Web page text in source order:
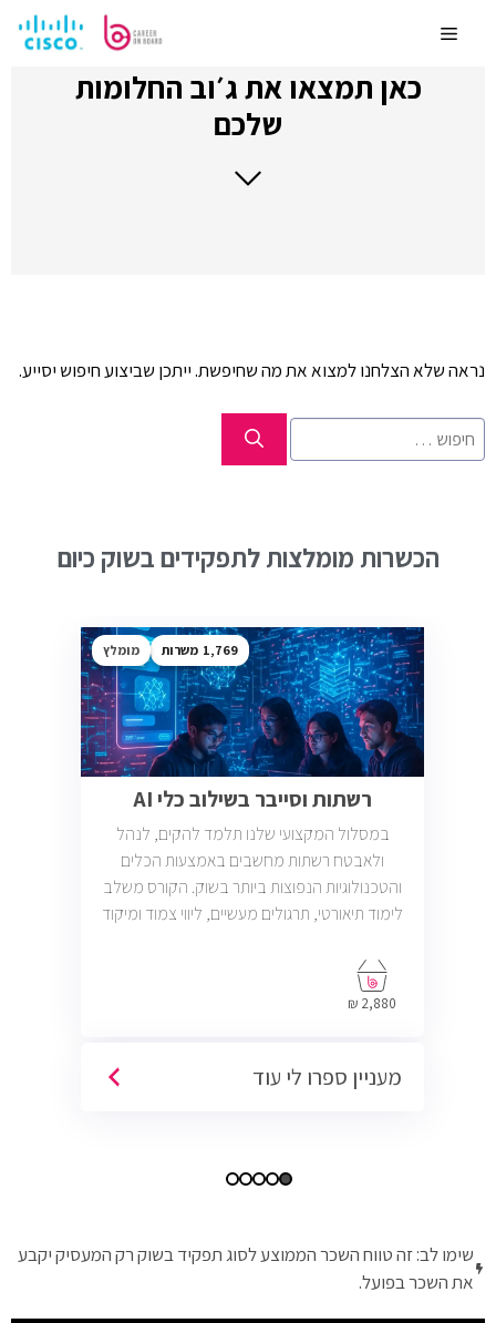
לתוכןMenu
כאן תמצאו את ג׳וב החלומות
שלכם
נראה שלא הצלחנו למצוא את מה שחיפשת. ייתכן שביצוע חיפוש יסייע.
חיפוש:
הכשרות מומלצות לתפקידים בשוק כיום
1,769 מומלץ
רשתות וסייבר בשילוב כלי AI
במסלול המקצועי שלנו תלמד להקים, לנהל
ולאבטח רשתות מחשבים באמצעות הכלים
והטכנולוגיות הנפוצות ביותר בשוק. הקורס משלב
לימוד תיאורטי, תרגולים מעשיים, ליווי צמוד ומיקוד
2,880 ₪
מעניין ספרו לי עוד
שימו לב: זה טווח השכר הממוצע לסוג תפקיד בשוק רק המעסיק יקבע
את השכר בפועל.